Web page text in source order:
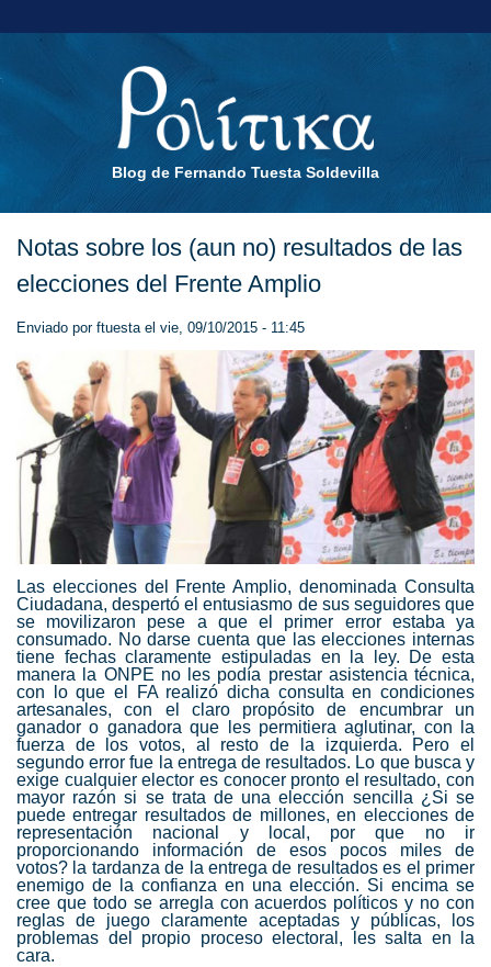
Blog de Fernando Tuesta Soldevilla
Notas sobre los (aun no) resultados de las
elecciones del Frente Amplio
Enviado por ftuestael vie, 09/10/2015 - 11:45
Las elecciones del Frente Amplio, denominada Consulta
Ciudadana, despertó el entusiasmo de sus seguidores que
se movilizaron pese a que el primer error estaba ya
consumado. No darse cuenta que las elecciones internas
tiene fechas claramente estipuladas en la ley. De esta
manera la ONPE no les podía prestar asistencia técnica,
con lo que el FA realizó dicha consulta en condiciones
artesanales, con el claro propósito de encumbrar un
ganador o ganadora que les permitiera aglutinar, con la
fuerza de los votos, al resto de la izquierda. Pero el
segundo error fue la entrega de resultados. Lo que busca y
exige cualquier elector es conocer pronto el resultado, con
mayor razón si se trata de una elección sencilla ¿Si se
puede entregar resultados de millones, en elecciones de
representación nacional y local, por que no ir
proporcionando información de esos pocos miles de
votos? la tardanza de la entrega de resultados es el primer
enemigo de la confianza en una elección. Si encima se
cree que todo se arregla con acuerdos políticos y no con
reglas de juego claramente aceptadas y públicas, los
problemas del propio proceso electoral, les salta en la
cara.